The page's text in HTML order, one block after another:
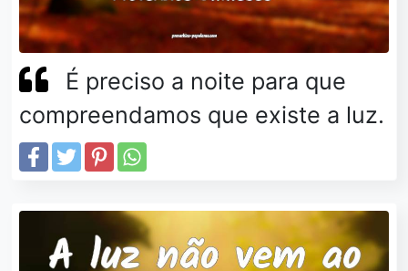
É preciso a noite para que
compreendamos que existe a luz.